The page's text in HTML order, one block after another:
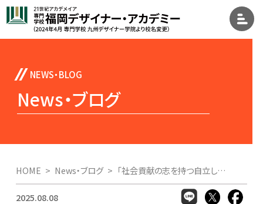
News・ブログ
HOME News・ブログ 「社会貢献の志を持つ自立した人材」を育てるマイ・カンパニー教育。その教育の一環として、全国１万名の学生の優秀作品を表彰する「田坂広志アカデメイア賞」の授賞式を開催！
2025.08.08